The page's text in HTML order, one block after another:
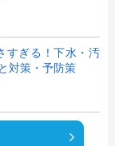
すぎる！下水・汚
対策・予防策